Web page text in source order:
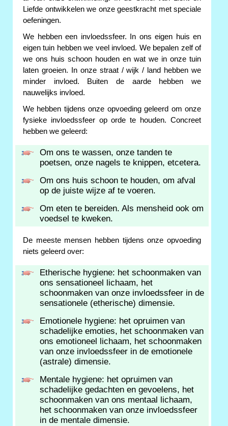
Liefde ontwikkelen we onze geestkracht met speciale
oefeningen.
We hebben een invloedssfeer. In ons eigen huis en
eigen tuin hebben we veel invloed. We bepalen zelf of
we ons huis schoon houden en wat we in onze tuin
laten groeien. In onze straat / wijk / land hebben we
minder invloed. Buiten de aarde hebben we
nauwelijks invloed.
We hebben tijdens onze opvoeding geleerd om onze
fysieke invloedssfeer op orde te houden. Concreet
hebben we geleerd:
Om ons te wassen, onze tanden te
poetsen, onze nagels te knippen, etcetera.
Om ons huis schoon te houden, om afval
op de juiste wijze af te voeren.
Om eten te bereiden. Als mensheid ook om
voedsel te kweken.
De meeste mensen hebben tijdens onze opvoeding
niets geleerd over:
Etherische hygiene: het schoonmaken van
ons sensationeel lichaam, het
schoonmaken van onze invloedssfeer in de
sensationele (etherische) dimensie.
Emotionele hygiene: het opruimen van
schadelijke emoties, het schoonmaken van
ons emotioneel lichaam, het schoonmaken
van onze invloedssfeer in de emotionele
(astrale) dimensie.
Mentale hygiene: het opruimen van
schadelijke gedachten en gevoelens, het
schoonmaken van ons mentaal lichaam,
het schoonmaken van onze invloedssfeer
in de mentale dimensie.